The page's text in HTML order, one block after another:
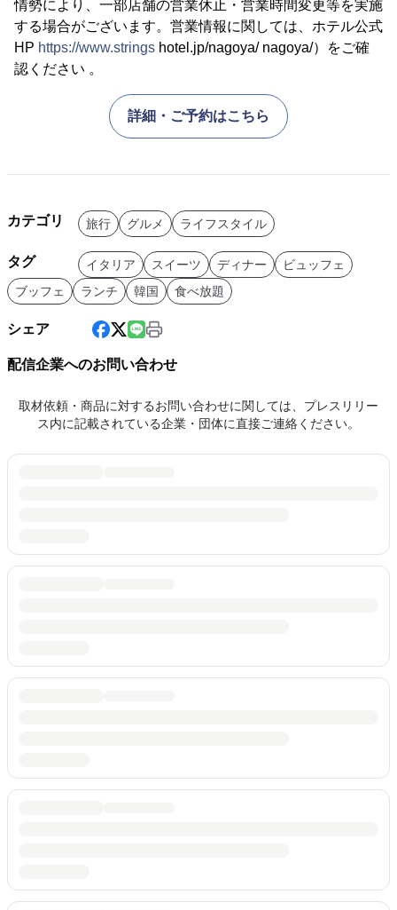
情勢により、一部店舗の営業休止・営業時間変更等を実施
する場合がございます。営業情報に関しては、ホテル公式
HP https://www.strings hotel.jp/nagoya/ nagoya/）をご確
認ください 。
詳細・ご予約はこちら
カテゴリ 旅行 グルメ ライフスタイル
タグ イタリア スイーツ ディナー
ビュッフェ
ブッフェ
ランチ 韓国 食べ放題
シェア
配信企業へのお問い合わせ
取材依頼・商品に対するお問い合わせに関しては、プレスリリー
ス内に記載されている企業・団体に直接ご連絡ください。